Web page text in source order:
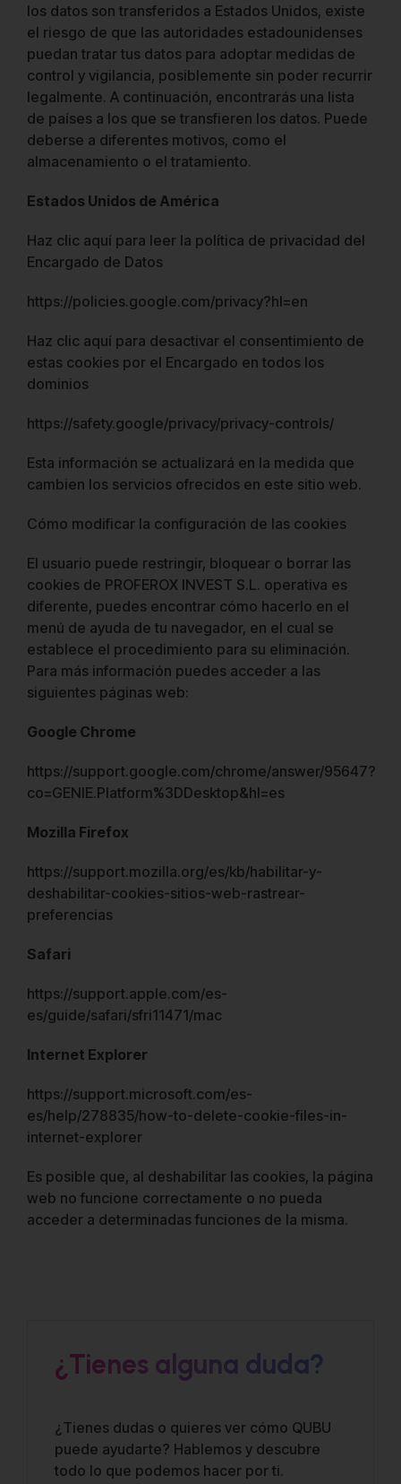
los datos son transferidos a Estados Unidos, existe
el riesgo de que las autoridades estadounidenses
puedan tratar tus datos para adoptar medidas de
control y vigilancia, posiblemente sin poder recurrir
legalmente. A continuación, encontrarás una lista
de países a los que se transfieren los datos. Puede
deberse a diferentes motivos, como el
almacenamiento o el tratamiento.
Estados Unidos de América
Haz clic aquí para leer la política de privacidad del
Encargado de Datos
https://policies.google.com/privacy?hl=en
Haz clic aquí para desactivar el consentimiento de
estas cookies por el Encargado en todos los
dominios
https://safety.google/privacy/privacy-controls/
Esta información se actualizará en la medida que
cambien los servicios ofrecidos en este sitio web.
Cómo modificar la configuración de las cookies
El usuario puede restringir, bloquear o borrar las
cookies de PROFEROX INVEST S.L. operativa es
diferente, puedes encontrar cómo hacerlo en el
menú de ayuda de tu navegador, en el cual se
establece el procedimiento para su eliminación.
Para más información puedes acceder a las
siguientes páginas web:
Google Chrome
https://support.google.com/chrome/answer/95647?
co=GENIE.Platform%3DDesktop&hl=es
Mozilla Firefox
https://support.mozilla.org/es/kb/habilitar-y-
deshabilitar-cookies-sitios-web-rastrear-
preferencias
Safari
https://support.apple.com/es-
es/guide/safari/sfri11471/mac
Internet Explorer
https://support.microsoft.com/es-
es/help/278835/how-to-delete-cookie-files-in-
internet-explorer
Es posible que, al deshabilitar las cookies, la página
web no funcione correctamente o no pueda
acceder a determinadas funciones de la misma.
¿Tienes alguna duda?
¿Tienes dudas o quieres ver cómo QUBU
puede ayudarte? Hablemos y descubre
todo lo que podemos hacer por ti.